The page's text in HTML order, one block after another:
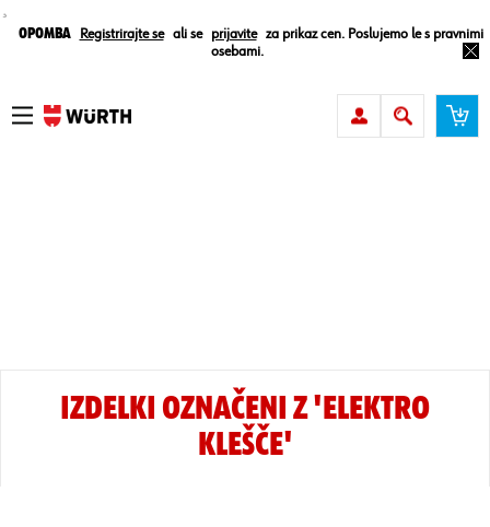
¸
Opomba Registrirajte se ali se prijavite
za prikaz cen. Poslujemo le s pravnimi
osebami.
IZDELKI OZNAČENI Z 'ELEKTRO
KLEŠČE'